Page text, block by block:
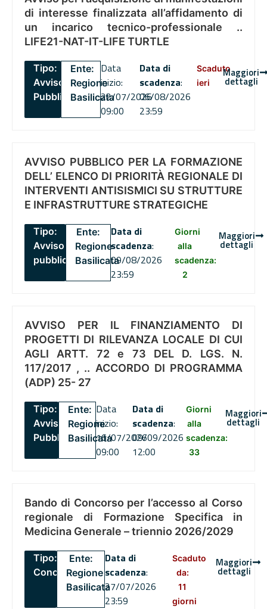
di interesse finalizzata all’affidamento di
un incarico tecnico-professionale ..
LIFE21-NAT-IT-LIFE TURTLE
Tipo:
Avviso
Pubblico
Ente:
Regione
Basilicata
Data
inizio:
22/07/2026
09:00
Data di
scadenza:
06/08/2026
23:59
Scaduto
ieri
Maggiori
dettagli
AVVISO PUBBLICO PER LA FORMAZIONE
DELL’ ELENCO DI PRIORITÀ REGIONALE DI
INTERVENTI ANTISISMICI SU STRUTTURE
E INFRASTRUTTURE STRATEGICHE
Tipo:
Avviso
pubblico
Ente:
Regione
Basilicata
Data di
scadenza:
09/08/2026
23:59
Giorni
alla
scadenza:
2
Maggiori
dettagli
AVVISO PER IL FINANZIAMENTO DI
PROGETTI DI RILEVANZA LOCALE DI CUI
AGLI ARTT. 72 e 73 DEL D. LGS. N.
117/2017 , .. ACCORDO DI PROGRAMMA
(ADP) 25- 27
Tipo:
Avviso
Pubblico
Ente:
Regione
Basilicata
Data
inizio:
16/07/2026
09:00
Data di
scadenza:
09/09/2026
12:00
Giorni
alla
scadenza:
33
Maggiori
dettagli
Bando di Concorso per l’accesso al Corso
regionale di Formazione Specifica in
Medicina Generale – triennio 2026/2029
Tipo:
Concorsi
Ente:
Regione
Basilicata
Data di
scadenza:
27/07/2026
23:59
Scaduto
da:
11
giorni
Maggiori
dettagli